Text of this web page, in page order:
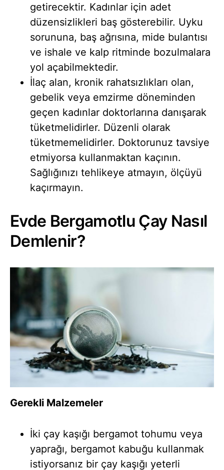
getirecektir. Kadınlar için adet
düzensizlikleri baş gösterebilir. Uyku
sorununa, baş ağrısına, mide bulantısı
ve ishale ve kalp ritminde bozulmalara
yol açabilmektedir.
İlaç alan, kronik rahatsızlıkları olan,
gebelik veya emzirme döneminden
geçen kadınlar doktorlarına danışarak
tüketmelidirler. Düzenli olarak
tüketmemelidirler. Doktorunuz tavsiye
etmiyorsa kullanmaktan kaçının.
Sağlığınızı tehlikeye atmayın, ölçüyü
kaçırmayın.
Evde Bergamotlu Çay Nasıl
Demlenir?
Gerekli Malzemeler
İki çay kaşığı bergamot tohumu veya
yaprağı, bergamot kabuğu kullanmak
istiyorsanız bir çay kaşığı yeterli